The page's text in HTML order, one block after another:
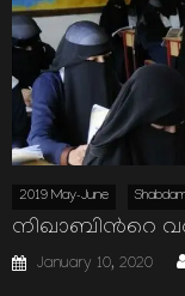
2019 May-June
നിഖാബിന്‍റെ
Posted
on
January 10, 2020